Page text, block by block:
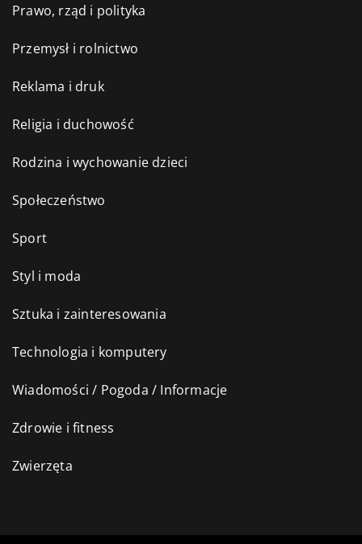
Prawo, rząd i polityka
Przemysł i rolnictwo
Reklama i druk
Religia i duchowość
Rodzina i wychowanie dzieci
Społeczeństwo
Sport
Styl i moda
Sztuka i zainteresowania
Technologia i komputery
Wiadomości / Pogoda / Informacje
Zdrowie i fitness
Zwierzęta